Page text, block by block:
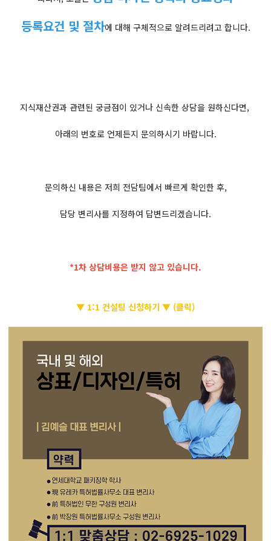
등록요건 및 절차에 대해 구체적으로 알려드리려고 합니다.
지식재산권과 관련된 궁금점이 있거나 신속한 상담을 원하신다면,
아래의 번호로 언제든지 문의하시기 바랍니다.
문의하신 내용은 저희 전담팀에서 빠르게 확인한 후,
담당 변리사를 지정하여 답변드리겠습니다.
*1차 상담비용은 받지 않고 있습니다.
▼ 1:1 컨설팅 신청하기 ▼ (클릭)